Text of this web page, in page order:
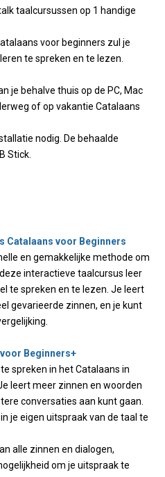
taalcursussen op 1 handige
voor beginners zul je
te spreken en te lezen.
je behalve thuis op de PC, Mac
of op vakantie Catalaans
nodig. De behaalde
Stick.
Catalaans voor Beginners
en gemakkelijke methode om
interactieve taalcursus leer
te spreken en te lezen. Je leert
gevarieerde zinnen, en je kunt
Beginners+
spreken in het Catalaans in
leert meer zinnen en woorden
conversaties aan kunt gaan.
je eigen uitspraak van de taal te
alle zinnen en dialogen,
om je uitspraak te